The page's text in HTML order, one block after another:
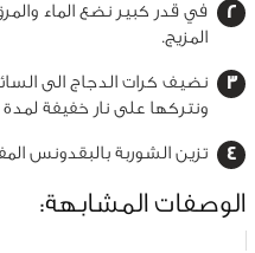
في قدر كبير نضع الماء
المزيج.
نضيف كرات الدجاج الى
ونتركها على نار خفيفة لمدة 20 دقيقة.
تزين الشوربة بالبقدونس
الوصفات المشابهة: